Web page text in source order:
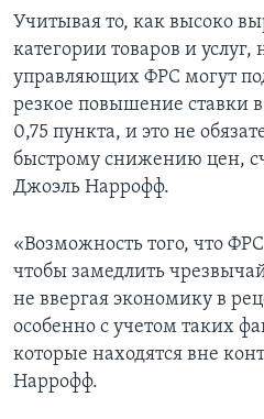
Учитывая то, как высоко
категории товаров и
управляющих ФРС могут
резкое повышение ставки
0,75 пункта, и это не
быстрому снижению цен,
Джоэль Наррофф.
«Возможность того, что
чтобы замедлить
не ввергая экономику в
особенно с учетом таких
которые находятся вне
Наррофф.